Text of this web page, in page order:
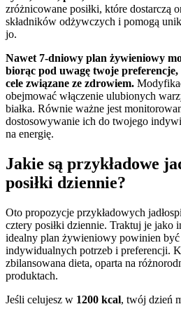
zróżnicowane posiłki, które dostarczą
składników odżywczych i pomogą
jo.
Nawet 7-dniowy plan żywieniowy
biorąc pod uwagę twoje
cele związane ze zdrowiem.
obejmować włączenie ulubionych
białka. Równie ważne jest
dostosowywanie ich do twojego
na energię.
Jakie są przykładowe
posiłki dziennie?
Oto propozycje przykładowych
cztery posiłki dziennie. Traktuj je jako
idealny plan żywieniowy powinien
indywidualnych potrzeb i preferencji.
zbilansowana dieta, oparta na
produktach.
Jeśli celujesz w 1200 kcal, twój dzień